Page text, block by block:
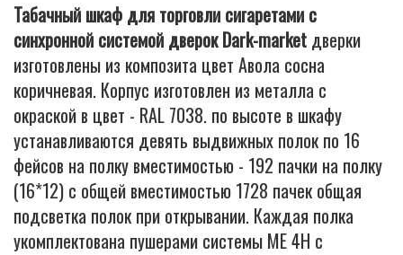
Табачный шкаф для торговли сигаретами с
синхронной системой дверок Dark-market дверки
изготовлены из композита цвет Авола сосна
коричневая. Корпус изготовлен из металла с
окраской в цвет - RAL 7038. по высоте в шкафу
устанавливаются девять выдвижных полок по 16
фейсов на полку вместимостью - 192 пачки на полку
(16*12) с общей вместимостью 1728 пачек общая
подсветка полок при открывании. Каждая полка
укомплектована пушерами системы МЕ 4Н с